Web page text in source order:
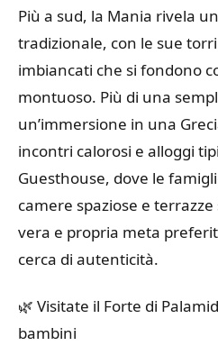
Più a sud, la Mania rivela
tradizionale, con le sue
imbiancati che si fondono
montuoso. Più di una
un’immersione in una
incontri calorosi e alloggi
Guesthouse, dove le
camere spaziose e
vera e propria meta
cerca di autenticità.
🌿 Visitate il Forte di
bambini